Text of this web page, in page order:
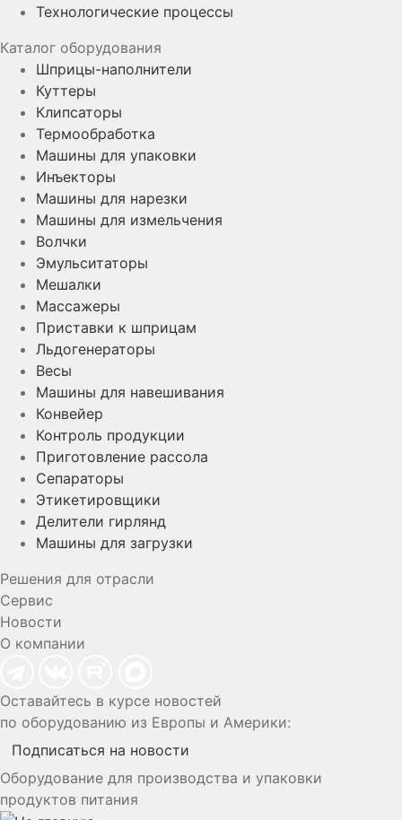
Технологические процессы
Каталог оборудования
Шприцы-наполнители
Куттеры
Клипсаторы
Термообработка
Машины для упаковки
Инъекторы
Машины для нарезки
Машины для измельчения
Волчки
Эмульситаторы
Мешалки
Массажеры
Приставки к шприцам
Льдогенераторы
Весы
Машины для навешивания
Конвейер
Контроль продукции
Приготовление рассола
Сепараторы
Этикетировщики
Делители гирлянд
Машины для загрузки
Решения для отрасли
Сервис
Новости
О компании
Оставайтесь в курсе новостей
по оборудованию из Европы и Америки:
Подписаться на новости
Оборудование для производства и упаковки
продуктов питания